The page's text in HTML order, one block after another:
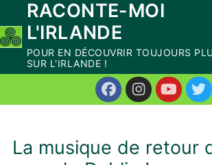
au
contenu
RACONTE-MOI
L'IRLANDE
POUR EN DÉCOUVRIR TOUJOURS
SUR L'IRLANDE !
Rechercher :
La musique de retour